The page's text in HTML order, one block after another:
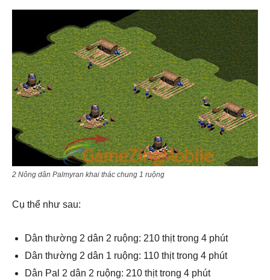
2 Nông dân Palmyran khai thác chung 1 ruộng
Cụ thể như sau:
Dân thường 2 dân 2 ruộng: 210 thịt trong 4 phút
Dân thường 2 dân 1 ruộng: 110 thịt trong 4 phút
Dân Pal 2 dân 2 ruộng: 210 thịt trong 4 phút